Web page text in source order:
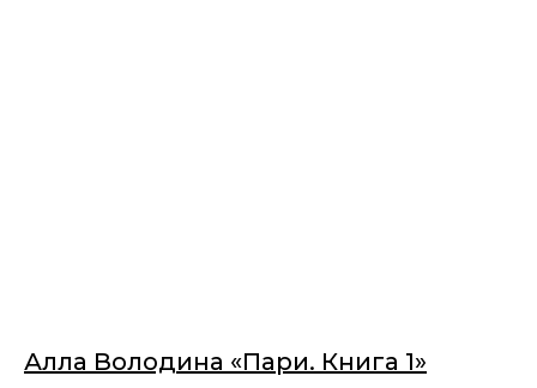
Алла Володина «Пари. Книга 1»